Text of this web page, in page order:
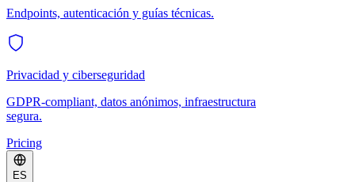
Endpoints, autenticación y guías técnicas.
Privacidad y ciberseguridad
GDPR-compliant, datos anónimos, infraestructura
segura.
Pricing
ES